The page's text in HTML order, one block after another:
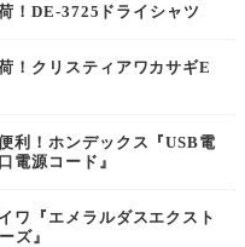
！DE-3725ドライシャツ
！クリスティアワカサギE
利！ホンデックス『USB電
電源コード』
ワ『エメラルダスエクスト
ズ』